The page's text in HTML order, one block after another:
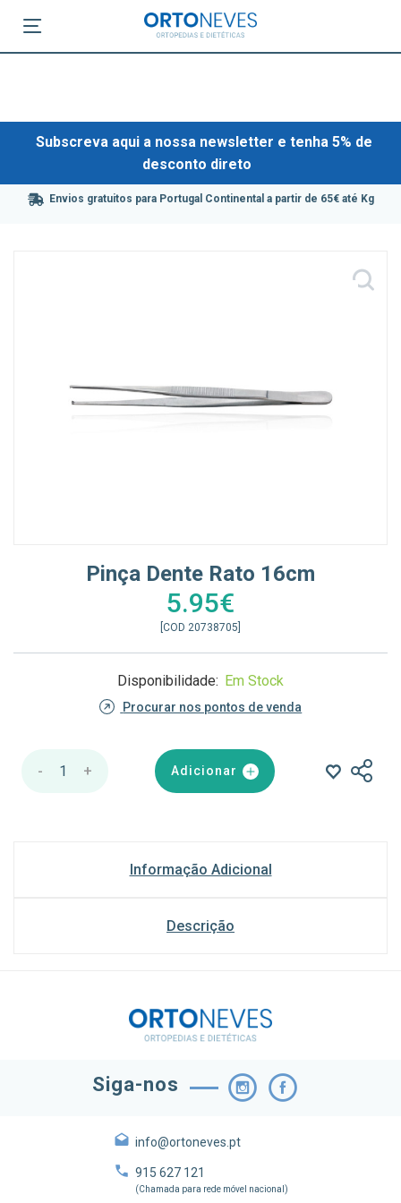
Subscreva aqui a nossa newsletter e tenha 5% de
desconto direto
Envios gratuitos para Portugal Continental a partir de 65€ até Kg
Pinça Dente Rato 16cm
5.95€
[COD 20738705]
Disponibilidade: Em Stock
Procurar nos pontos de venda
- 1 + Adicionar
Informação Adicional
Descrição
Siga-nos
info@ortoneves.pt
915 627 121
(Chamada para rede móvel nacional)